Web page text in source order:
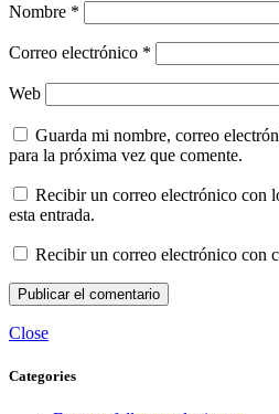
Nombre *
Correo electrónico *
Web
Guarda mi nombre, correo
para la próxima vez que comente.
Recibir un correo electrónico con
esta entrada.
Recibir un correo electrónico con
Close
Categories